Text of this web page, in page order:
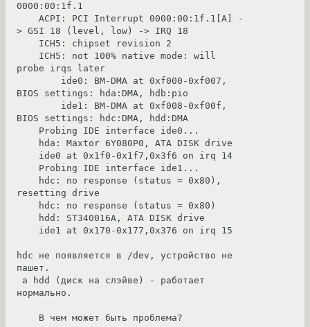
0000:00:1f.1
> GSI 18 (level, low) -> IRQ 18
probe irqs later
BIOS settings: hda:DMA, hdb:pio
BIOS settings: hdc:DMA, hdd:DMA
resetting drive
hdc не появляется в /dev, устройство не
пашет.
нормально.